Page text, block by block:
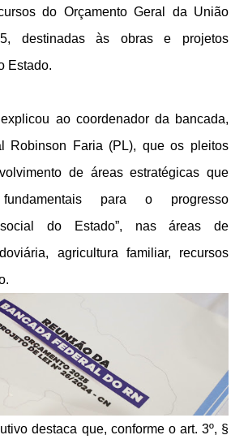
do Orçamento Geral da União
destinadas às obras e projetos
Estado.
ao coordenador da bancada,
Robinson Faria (PL), que os pleitos
de áreas estratégicas que
fundamentais para o progresso
do Estado”, nas áreas de
agricultura familiar, recursos
destaca que, conforme o art. 3º, §